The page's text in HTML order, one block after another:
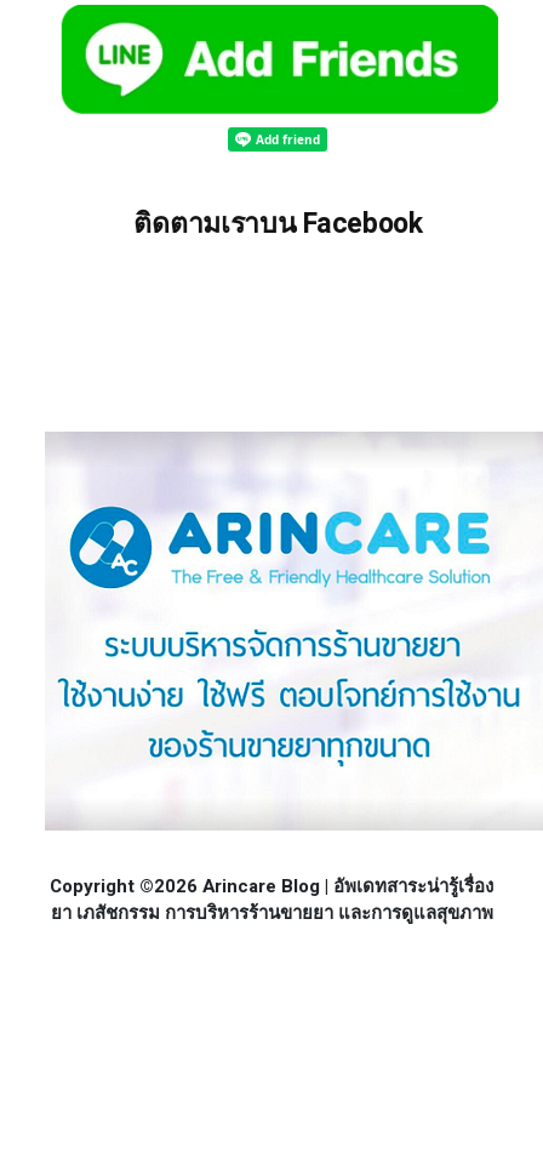
ติดตามเราบน Facebook
Copyright ©2026 Arincare Blog | อัพเดทสาระน่ารู้เรื่อง
ยา เภสัชกรรม การบริหารร้านขายยา และการดูแลสุขภาพ